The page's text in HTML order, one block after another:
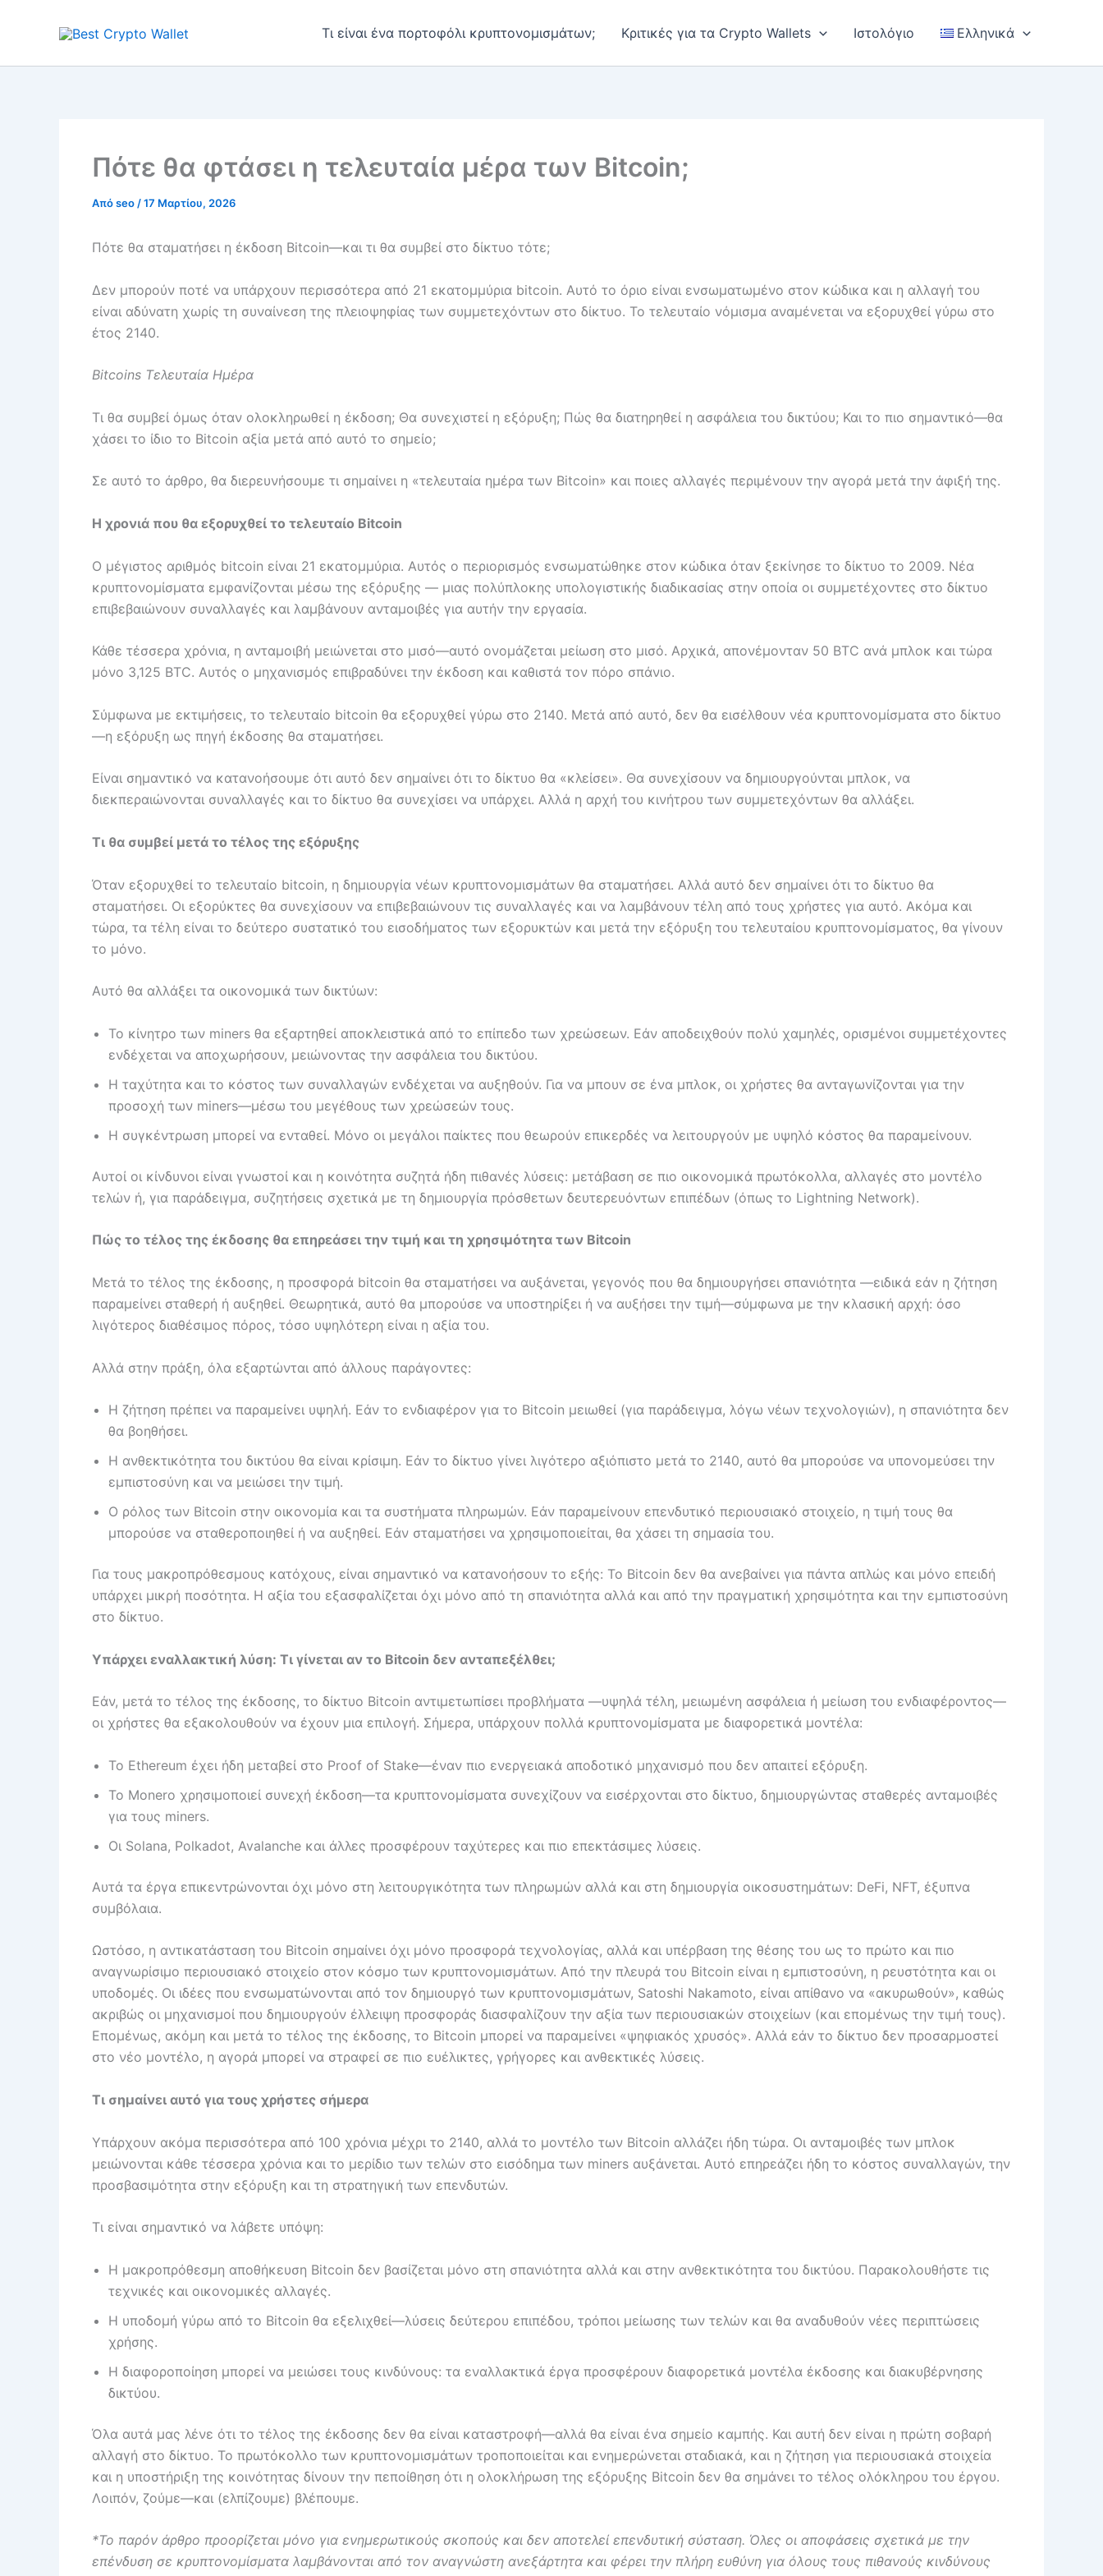
Τι είναι ένα πορτοφόλι κρυπτονομισμάτων; Κριτικές για τα Crypto Wallets Ιστολόγιο Ελληνικά
Πότε θα φτάσει η τελευταία μέρα των Bitcoin;
Απόseo /17 Μαρτίου, 2026
Πότε θα σταματήσει η έκδοση Bitcoin—και τι θα συμβεί στο δίκτυο τότε;
Δεν μπορούν ποτέ να υπάρχουν περισσότερα από 21 εκατομμύρια bitcoin. Αυτό το όριο είναι ενσωματωμένο στον κώδικα και η αλλαγή του
είναι αδύνατη χωρίς τη συναίνεση της πλειοψηφίας των συμμετεχόντων στο δίκτυο. Το τελευταίο νόμισμα αναμένεται να εξορυχθεί γύρω στο
έτος 2140.
Bitcoins Τελευταία Ημέρα
Τι θα συμβεί όμως όταν ολοκληρωθεί η έκδοση; Θα συνεχιστεί η εξόρυξη; Πώς θα διατηρηθεί η ασφάλεια του δικτύου; Και το πιο σημαντικό—θα
χάσει το ίδιο το Bitcoin αξία μετά από αυτό το σημείο;
Σε αυτό το άρθρο, θα διερευνήσουμε τι σημαίνει η «τελευταία ημέρα των Bitcoin» και ποιες αλλαγές περιμένουν την αγορά μετά την άφιξή της.
Η χρονιά που θα εξορυχθεί το τελευταίο Bitcoin
Ο μέγιστος αριθμός bitcoin είναι 21 εκατομμύρια. Αυτός ο περιορισμός ενσωματώθηκε στον κώδικα όταν ξεκίνησε το δίκτυο το 2009. Νέα
κρυπτονομίσματα εμφανίζονται μέσω της εξόρυξης — μιας πολύπλοκης υπολογιστικής διαδικασίας στην οποία οι συμμετέχοντες στο δίκτυο
επιβεβαιώνουν συναλλαγές και λαμβάνουν ανταμοιβές για αυτήν την εργασία.
Κάθε τέσσερα χρόνια, η ανταμοιβή μειώνεται στο μισό—αυτό ονομάζεται μείωση στο μισό. Αρχικά, απονέμονταν 50 BTC ανά μπλοκ και τώρα
μόνο 3,125 BTC. Αυτός ο μηχανισμός επιβραδύνει την έκδοση και καθιστά τον πόρο σπάνιο.
Σύμφωνα με εκτιμήσεις, το τελευταίο bitcoin θα εξορυχθεί γύρω στο 2140. Μετά από αυτό, δεν θα εισέλθουν νέα κρυπτονομίσματα στο δίκτυο
—η εξόρυξη ως πηγή έκδοσης θα σταματήσει.
Είναι σημαντικό να κατανοήσουμε ότι αυτό δεν σημαίνει ότι το δίκτυο θα «κλείσει». Θα συνεχίσουν να δημιουργούνται μπλοκ, να
διεκπεραιώνονται συναλλαγές και το δίκτυο θα συνεχίσει να υπάρχει. Αλλά η αρχή του κινήτρου των συμμετεχόντων θα αλλάξει.
Τι θα συμβεί μετά το τέλος της εξόρυξης
Όταν εξορυχθεί το τελευταίο bitcoin, η δημιουργία νέων κρυπτονομισμάτων θα σταματήσει. Αλλά αυτό δεν σημαίνει ότι το δίκτυο θα
σταματήσει. Οι εξορύκτες θα συνεχίσουν να επιβεβαιώνουν τις συναλλαγές και να λαμβάνουν τέλη από τους χρήστες για αυτό. Ακόμα και
τώρα, τα τέλη είναι το δεύτερο συστατικό του εισοδήματος των εξορυκτών και μετά την εξόρυξη του τελευταίου κρυπτονομίσματος, θα γίνουν
το μόνο.
Αυτό θα αλλάξει τα οικονομικά των δικτύων:
Το κίνητρο των miners θα εξαρτηθεί αποκλειστικά από το επίπεδο των χρεώσεων. Εάν αποδειχθούν πολύ χαμηλές, ορισμένοι συμμετέχοντες
ενδέχεται να αποχωρήσουν, μειώνοντας την ασφάλεια του δικτύου.
Η ταχύτητα και το κόστος των συναλλαγών ενδέχεται να αυξηθούν. Για να μπουν σε ένα μπλοκ, οι χρήστες θα ανταγωνίζονται για την
προσοχή των miners—μέσω του μεγέθους των χρεώσεών τους.
Η συγκέντρωση μπορεί να ενταθεί. Μόνο οι μεγάλοι παίκτες που θεωρούν επικερδές να λειτουργούν με υψηλό κόστος θα παραμείνουν.
Αυτοί οι κίνδυνοι είναι γνωστοί και η κοινότητα συζητά ήδη πιθανές λύσεις: μετάβαση σε πιο οικονομικά πρωτόκολλα, αλλαγές στο μοντέλο
τελών ή, για παράδειγμα, συζητήσεις σχετικά με τη δημιουργία πρόσθετων δευτερευόντων επιπέδων (όπως το Lightning Network).
Πώς το τέλος της έκδοσης θα επηρεάσει την τιμή και τη χρησιμότητα των Bitcoin
Μετά το τέλος της έκδοσης, η προσφορά bitcoin θα σταματήσει να αυξάνεται, γεγονός που θα δημιουργήσει σπανιότητα —ειδικά εάν η ζήτηση
παραμείνει σταθερή ή αυξηθεί. Θεωρητικά, αυτό θα μπορούσε να υποστηρίξει ή να αυξήσει την τιμή—σύμφωνα με την κλασική αρχή: όσο
λιγότερος διαθέσιμος πόρος, τόσο υψηλότερη είναι η αξία του.
Αλλά στην πράξη, όλα εξαρτώνται από άλλους παράγοντες:
Η ζήτηση πρέπει να παραμείνει υψηλή. Εάν το ενδιαφέρον για το Bitcoin μειωθεί (για παράδειγμα, λόγω νέων τεχνολογιών), η σπανιότητα δεν
θα βοηθήσει.
Η ανθεκτικότητα του δικτύου θα είναι κρίσιμη. Εάν το δίκτυο γίνει λιγότερο αξιόπιστο μετά το 2140, αυτό θα μπορούσε να υπονομεύσει την
εμπιστοσύνη και να μειώσει την τιμή.
Ο ρόλος των Bitcoin στην οικονομία και τα συστήματα πληρωμών. Εάν παραμείνουν επενδυτικό περιουσιακό στοιχείο, η τιμή τους θα
μπορούσε να σταθεροποιηθεί ή να αυξηθεί. Εάν σταματήσει να χρησιμοποιείται, θα χάσει τη σημασία του.
Για τους μακροπρόθεσμους κατόχους, είναι σημαντικό να κατανοήσουν το εξής: Το Bitcoin δεν θα ανεβαίνει για πάντα απλώς και μόνο επειδή
υπάρχει μικρή ποσότητα. Η αξία του εξασφαλίζεται όχι μόνο από τη σπανιότητα αλλά και από την πραγματική χρησιμότητα και την εμπιστοσύνη
στο δίκτυο.
Υπάρχει εναλλακτική λύση: Τι γίνεται αν το Bitcoin δεν ανταπεξέλθει;
Εάν, μετά το τέλος της έκδοσης, το δίκτυο Bitcoin αντιμετωπίσει προβλήματα —υψηλά τέλη, μειωμένη ασφάλεια ή μείωση του ενδιαφέροντος—
οι χρήστες θα εξακολουθούν να έχουν μια επιλογή. Σήμερα, υπάρχουν πολλά κρυπτονομίσματα με διαφορετικά μοντέλα:
Το Ethereum έχει ήδη μεταβεί στο Proof of Stake—έναν πιο ενεργειακά αποδοτικό μηχανισμό που δεν απαιτεί εξόρυξη.
Το Monero χρησιμοποιεί συνεχή έκδοση—τα κρυπτονομίσματα συνεχίζουν να εισέρχονται στο δίκτυο, δημιουργώντας σταθερές ανταμοιβές
για τους miners.
Οι Solana, Polkadot, Avalanche και άλλες προσφέρουν ταχύτερες και πιο επεκτάσιμες λύσεις.
Αυτά τα έργα επικεντρώνονται όχι μόνο στη λειτουργικότητα των πληρωμών αλλά και στη δημιουργία οικοσυστημάτων: DeFi, NFT, έξυπνα
συμβόλαια.
Ωστόσο, η αντικατάσταση του Bitcoin σημαίνει όχι μόνο προσφορά τεχνολογίας, αλλά και υπέρβαση της θέσης του ως το πρώτο και πιο
αναγνωρίσιμο περιουσιακό στοιχείο στον κόσμο των κρυπτονομισμάτων. Από την πλευρά του Bitcoin είναι η εμπιστοσύνη, η ρευστότητα και οι
υποδομές. Οι ιδέες που ενσωματώνονται από τον δημιουργό των κρυπτονομισμάτων, Satoshi Nakamoto, είναι απίθανο να «ακυρωθούν», καθώς
ακριβώς οι μηχανισμοί που δημιουργούν έλλειψη προσφοράς διασφαλίζουν την αξία των περιουσιακών στοιχείων (και επομένως την τιμή τους).
Επομένως, ακόμη και μετά το τέλος της έκδοσης, το Bitcoin μπορεί να παραμείνει «ψηφιακός χρυσός». Αλλά εάν το δίκτυο δεν προσαρμοστεί
στο νέο μοντέλο, η αγορά μπορεί να στραφεί σε πιο ευέλικτες, γρήγορες και ανθεκτικές λύσεις.
Τι σημαίνει αυτό για τους χρήστες σήμερα
Υπάρχουν ακόμα περισσότερα από 100 χρόνια μέχρι το 2140, αλλά το μοντέλο των Bitcoin αλλάζει ήδη τώρα. Οι ανταμοιβές των μπλοκ
μειώνονται κάθε τέσσερα χρόνια και το μερίδιο των τελών στο εισόδημα των miners αυξάνεται. Αυτό επηρεάζει ήδη το κόστος συναλλαγών, την
προσβασιμότητα στην εξόρυξη και τη στρατηγική των επενδυτών.
Τι είναι σημαντικό να λάβετε υπόψη:
Η μακροπρόθεσμη αποθήκευση Bitcoin δεν βασίζεται μόνο στη σπανιότητα αλλά και στην ανθεκτικότητα του δικτύου. Παρακολουθήστε τις
τεχνικές και οικονομικές αλλαγές.
Η υποδομή γύρω από το Bitcoin θα εξελιχθεί—λύσεις δεύτερου επιπέδου, τρόποι μείωσης των τελών και θα αναδυθούν νέες περιπτώσεις
χρήσης.
Η διαφοροποίηση μπορεί να μειώσει τους κινδύνους: τα εναλλακτικά έργα προσφέρουν διαφορετικά μοντέλα έκδοσης και διακυβέρνησης
δικτύου.
Όλα αυτά μας λένε ότι το τέλος της έκδοσης δεν θα είναι καταστροφή—αλλά θα είναι ένα σημείο καμπής. Και αυτή δεν είναι η πρώτη σοβαρή
αλλαγή στο δίκτυο. Το πρωτόκολλο των κρυπτονομισμάτων τροποποιείται και ενημερώνεται σταδιακά, και η ζήτηση για περιουσιακά στοιχεία
και η υποστήριξη της κοινότητας δίνουν την πεποίθηση ότι η ολοκλήρωση της εξόρυξης Bitcoin δεν θα σημάνει το τέλος ολόκληρου του έργου.
Λοιπόν, ζούμε—και (ελπίζουμε) βλέπουμε.
*Το παρόν άρθρο προορίζεται μόνο για ενημερωτικούς σκοπούς και δεν αποτελεί επενδυτική σύσταση. Όλες οι αποφάσεις σχετικά με την
επένδυση σε κρυπτονομίσματα λαμβάνονται από τον αναγνώστη ανεξάρτητα και φέρει την πλήρη ευθύνη για όλους τους πιθανούς κινδύνους